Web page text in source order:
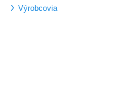
Výrobcovia